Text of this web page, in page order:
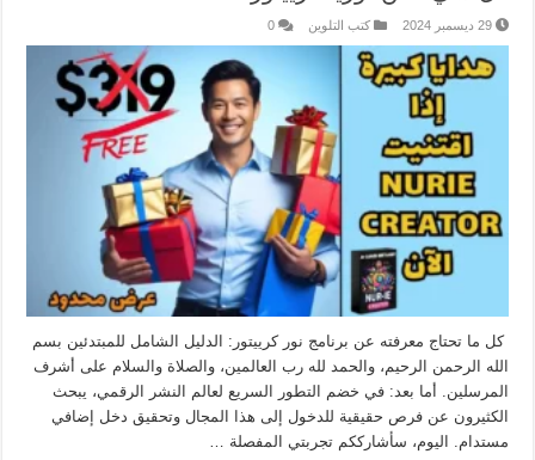
29 ديسمبر 2024 كتب التلوين 0
كل ما تحتاج معرفته عن برنامج نور كرييتور: الدليل الشامل للمبتدئين بسم
الله الرحمن الرحيم، والحمد لله رب العالمين، والصلاة والسلام على أشرف
المرسلين. أما بعد: في خضم التطور السريع لعالم النشر الرقمي، يبحث
الكثيرون عن فرص حقيقية للدخول إلى هذا المجال وتحقيق دخل إضافي
مستدام. اليوم، سأشارككم تجربتي المفصلة …